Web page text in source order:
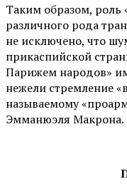
Таким образом, роль
различного рода
не исключено, что
прикаспийской
Парижем народов»
нежели стремление
называемому
Эмманюэля Макрона.